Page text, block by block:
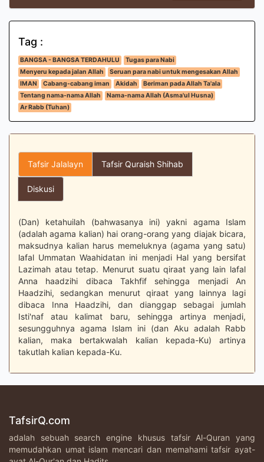
Tag :
BANGSA - BANGSA TERDAHULU
Tugas para Nabi
Menyeru kepada jalan Allah
Seruan para nabi untuk mengesakan Allah
IMAN
Cabang-cabang iman Akidah
Beriman pada Allah Ta'ala
Tentang nama-nama Allah
Nama-nama Allah (Asma'ul Husna)
Ar Rabb (Tuhan)
Tafsir Jalalayn Tafsir Quraish Shihab
Diskusi
(Dan) ketahuilah (bahwasanya ini) yakni agama Islam
(adalah agama kalian) hai orang-orang yang diajak bicara,
maksudnya kalian harus memeluknya (agama yang satu)
lafal Ummatan Waahidatan ini menjadi Hal yang bersifat
Lazimah atau tetap. Menurut suatu qiraat yang lain lafal
Anna haadzihi dibaca Takhfif sehingga menjadi An
Haadzihi, sedangkan menurut qiraat yang lainnya lagi
dibaca Inna Haadzihi, dan dianggap sebagai jumlah
Isti'naf atau kalimat baru, sehingga artinya menjadi,
sesungguhnya agama Islam ini (dan Aku adalah Rabb
kalian, maka bertakwalah kalian kepada-Ku) artinya
takutlah kalian kepada-Ku.
TafsirQ.com
adalah sebuah search engine khusus tafsir Al-Quran yang
memudahkan umat islam mencari dan memahami tafsir ayat-